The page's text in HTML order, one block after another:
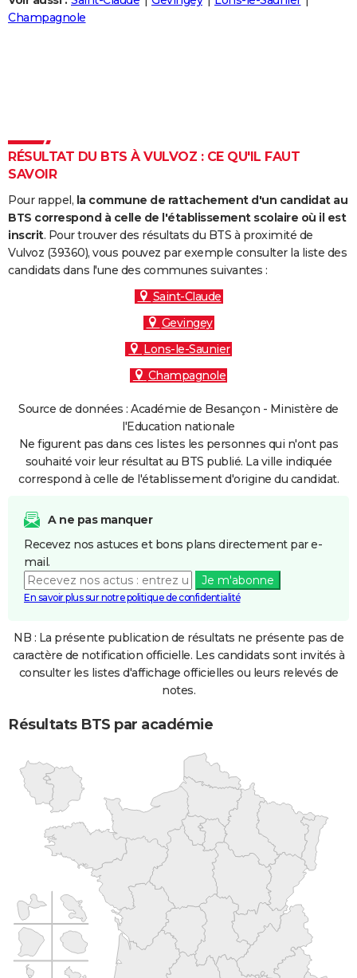
Destinations
City break
Voyage nature
Voyage de noces
Forum
Climat
+
PHOTO
Carte de Noël
Carte Bonne année
Carte Saint-Valentin
Carte Pâques
Carte d'anniversaire
DICTIONNAIRE
Dictionnaire
Biographies
Citations
Expressions
Proverbes
PROGRAMME TV
COPAINS D'AVANT
S'inscrire
Se connecter
Lycées
Collèges
Primaires
Universités
Entreprises
Service militaire
Avis de recherche
AVIS DE DÉCÈS
FORUM
Champagnole
RÉSULTAT DU BTS À VULVOZ : CE QU'IL FAUT
SAVOIR
Pour rappel, la commune de rattachement d'un candidat au
BTS correspond à celle de l'établissement scolaire où il est
inscrit. Pour trouver des résultats du BTS à proximité de
Vulvoz (39360), vous pouvez par exemple consulter la liste des
candidats dans l'une des communes suivantes :
Saint-Claude
Gevingey
Lons-le-Saunier
Champagnole
Source de données : Académie de Besançon - Ministère de
l'Education nationale
Ne figurent pas dans ces listes les personnes qui n'ont pas
souhaité voir leur résultat au BTS publié. La ville indiquée
correspond à celle de l'établissement d'origine du candidat.
A ne pas manquer
Recevez nos astuces et bons plans directement par e-
mail.
Je m'abonne
En savoir plus sur notre politique de confidentialité
NB : La présente publication de résultats ne présente pas de
caractère de notification officielle. Les candidats sont invités à
consulter les listes d'affichage officielles ou leurs relevés de
notes.
Résultats BTS par académie